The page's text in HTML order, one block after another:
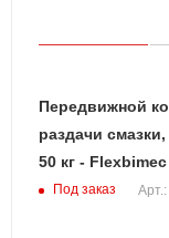
Передвижной
раздачи
50 кг -
Под заказ